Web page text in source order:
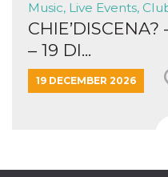
Music, Live Events,
– 19 DI...
19 DECEMBER 2026